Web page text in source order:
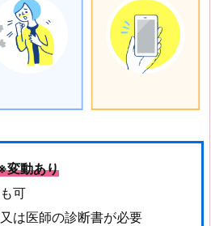
変動あり
可
は医師の診断書が必要